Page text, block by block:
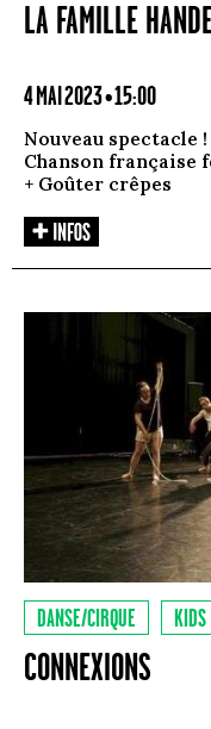
LA FAMILLE
4 MAI 2023 • 15:00
Nouveau spectacle !
Chanson française
+ Goûter crêpes
DANSE/CIRQUE KIDS
CONNEXIONS